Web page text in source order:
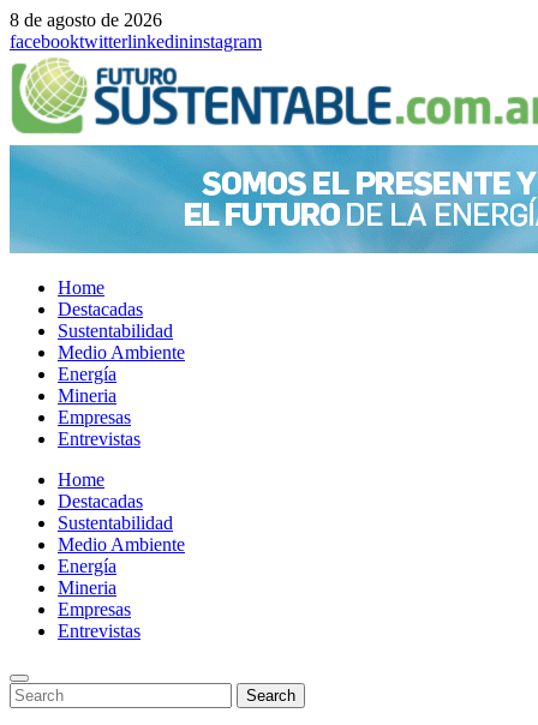
8 de agosto de 2026
facebooktwitterlinkedininstagram
Home
Destacadas
Sustentabilidad
Medio Ambiente
Energía
Mineria
Empresas
Entrevistas
Menu
Home
Destacadas
Sustentabilidad
Medio Ambiente
Energía
Mineria
Empresas
Entrevistas
Enter
Keyword
Search
for:
Search
Search